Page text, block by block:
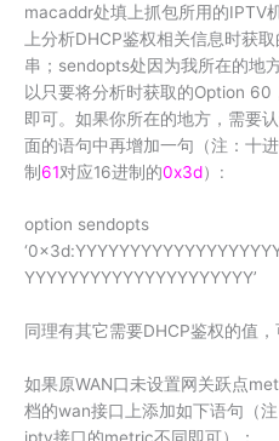
macaddr处填上抓包所用的IPTV
上分析DHCP鉴权相关信息时获
串；sendopts处因为我所在的地
以只要将分析时获取的Option 60
即可。如果你所在的地方，需要
面的语句中再增加一句（注：十
制61对应16进制的0x3d）:
option sendopts
YYYYYYYYYYYYYYYYYYYYY’
同理有其它需要DHCP鉴权的值
如果原WAN口未设置网关跃点
档的wan接口上添加如下语句（